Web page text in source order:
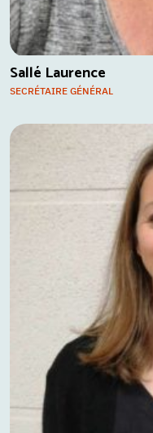
Sallé Laurence
SECRÉTAIRE GÉNÉRAL